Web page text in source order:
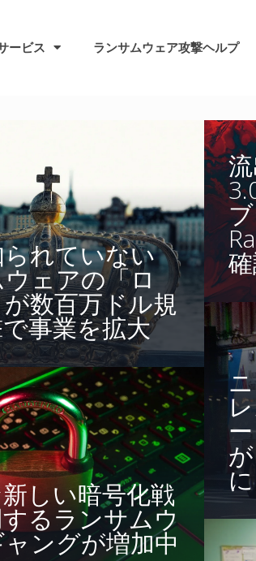
ービス ランサムウェア攻撃ヘルプ
れていない
ェアの「ロ
数百万ドル規
事業を拡大
しい暗号化戦
るランサムウ
ングが増加中